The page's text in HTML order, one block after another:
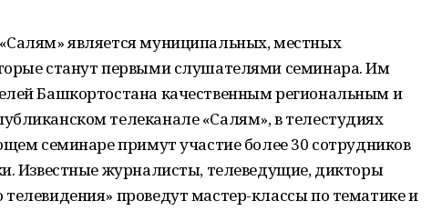
является муниципальных, местных
станут первыми слушателями семинара. Им
Башкортостана качественным региональным и
телеканале «Салям», в телестудиях
семинаре примут участие более 30 сотрудников
Известные журналисты, телеведущие, дикторы
телевидения» проведут мастер-классы по тематике и